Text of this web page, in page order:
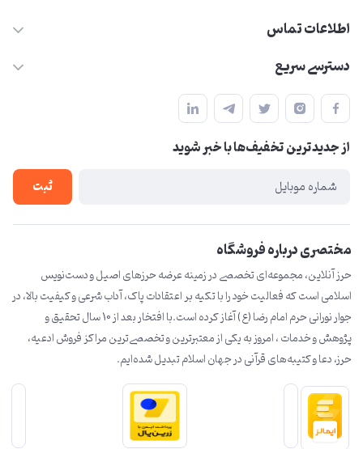
اطلاعات تماس
09210446578
herzeonline@gmail.com
مشهد مقدس ،خیابان امام رضا(ع) ، حرم مطهر رضوی ، فلکه آب ، بازار
امام رضا (ع)
دسترسی سریع
حساب کاربری
مجله فروشگاه
لیست محصولات
درباره ما
از جدید‌ترین تخفیف‌ها با‌ خبر شوید
ثبت
مختصری درباره فروشگاه
حرز آنلاین، مجموعه‌ای تخصصی در زمینه عرضه حرزهای اصیل و دست‌نویس
اسلامی است که فعالیت خود را با تکیه بر اعتقادات پاک، آداب شرعی و کیفیت بالا، در
جوار نورانی حرم امام رضا (ع) آغاز کرده است.با افتخار بعد از 10 سال تحقیق و
پژوهش و خدمات ، امروز به یکی از معتبرترین و تخصصی‌ترین مراکز فروش ادعیه،
حرز، دعا و کتیبه‌های قرآنی در جهان اسلام تبدیل شده‌ایم.